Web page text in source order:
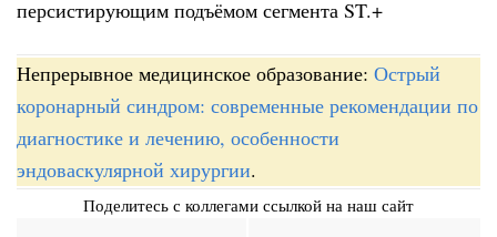
персистирующим подъёмом сегмента ST.+
Непрерывное медицинское образование: Острый
коронарный синдром: современные рекомендации по
диагностике и лечению, особенности
эндоваскулярной хирургии.
Поделитесь с коллегами ссылкой на наш сайт